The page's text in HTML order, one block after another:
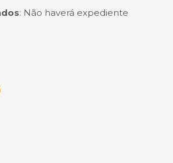
: Não haverá expediente